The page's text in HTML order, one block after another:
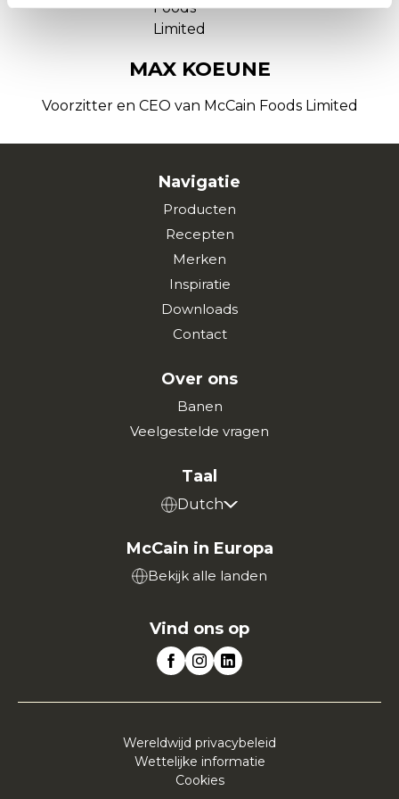
MAX KOEUNE
Voorzitter en CEO van McCain Foods Limited
Navigatie
Producten
Recepten
Merken
Inspiratie
Downloads
Contact
Over ons
Banen
Veelgestelde vragen
Taal
Dutch
McCain in Europa
Bekijk alle landen
Vind ons op
Wereldwijd privacybeleid
Wettelijke informatie
Cookies